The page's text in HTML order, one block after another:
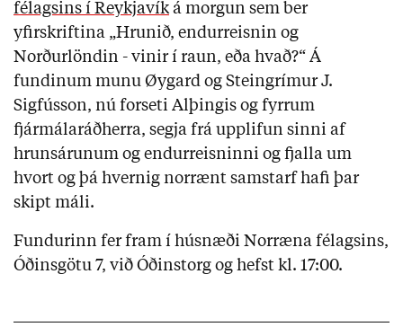
félagsins í Reykjavík á morgun sem ber
yfirskriftina „Hrunið, endurreisnin og
Norðurlöndin - vinir í raun, eða hvað?“ Á
fundinum munu Øygard og Steingrímur J.
Sigfússon, nú forseti Alþingis og fyrrum
fjármálaráðherra, segja frá upplifun sinni af
hrunsárunum og endurreisninni og fjalla um
hvort og þá hvernig norrænt samstarf hafi þar
skipt máli.
Fundurinn fer fram í húsnæði Norræna félagsins,
Óðinsgötu 7, við Óðinstorg og hefst kl. 17:00.